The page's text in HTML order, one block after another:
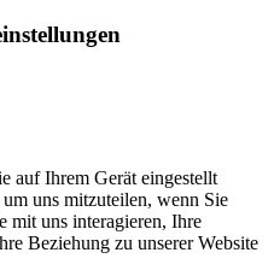
auf Ihrem Gerät eingestellt
uns mitzuteilen, wenn Sie
mit uns interagieren, Ihre
Beziehung zu unserer Website